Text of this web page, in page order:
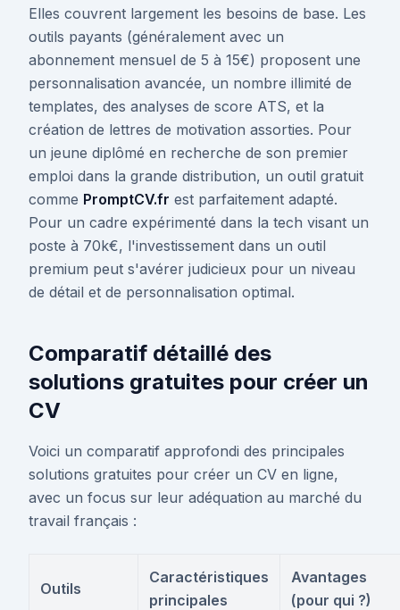
Elles couvrent largement les besoins de base. Les
outils payants (généralement avec un
abonnement mensuel de 5 à 15€) proposent une
personnalisation avancée, un nombre illimité de
templates, des analyses de score ATS, et la
création de lettres de motivation assorties. Pour
un jeune diplômé en recherche de son premier
emploi dans la grande distribution, un outil gratuit
comme PromptCV.fr est parfaitement adapté.
Pour un cadre expérimenté dans la tech visant un
poste à 70k€, l'investissement dans un outil
premium peut s'avérer judicieux pour un niveau
de détail et de personnalisation optimal.
Comparatif détaillé des
solutions gratuites pour créer un
CV
Voici un comparatif approfondi des principales
solutions gratuites pour créer un CV en ligne,
avec un focus sur leur adéquation au marché du
travail français :
Outils
Caractéristiques
principales
Avantages
(pour qui ?)